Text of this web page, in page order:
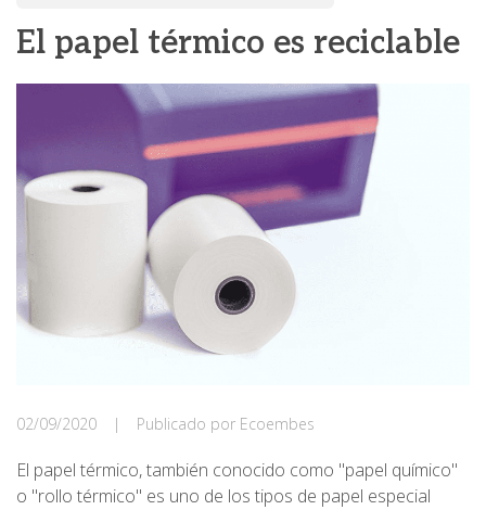
El papel térmico es reciclable
02/09/2020 | Publicado por Ecoembes
El papel térmico, también conocido como "papel químico"
o "rollo térmico" es uno de los tipos de papel especial